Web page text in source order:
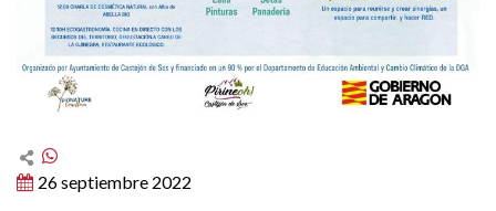
26 septiembre 2022